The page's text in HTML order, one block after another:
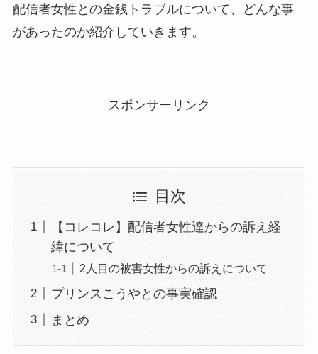
配信者女性との金銭トラブルについて、どんな事
があったのか紹介していきます。
スポンサーリンク
目次
【コレコレ】配信者女性達からの訴え経
緯について
2人目の被害女性からの訴えについて
プリンスこうやとの事実確認
まとめ